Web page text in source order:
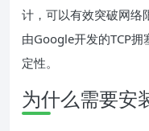
计，可以有效突破网络
由Google开发的TCP
定性。
为什么需要安